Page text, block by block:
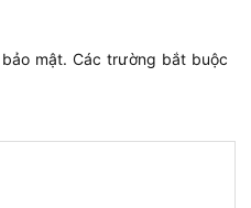
mật. Các trường bắt buộc